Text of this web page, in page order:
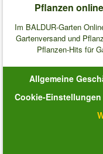
Pflanzen
Im BALDUR-Garten
Gartenversand und
Pflanzen-Hits für
Allgemeine
Cookie-Einstellungen